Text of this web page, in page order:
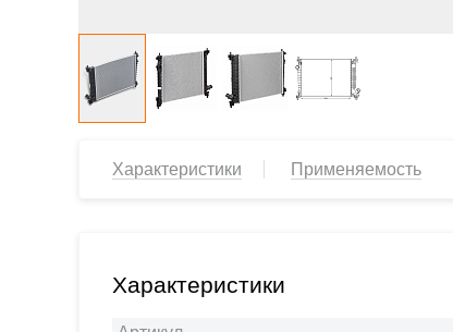
Характеристики Применяемость
Характеристики